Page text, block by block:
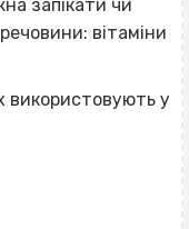
запікати чи
вітаміни
використовують у